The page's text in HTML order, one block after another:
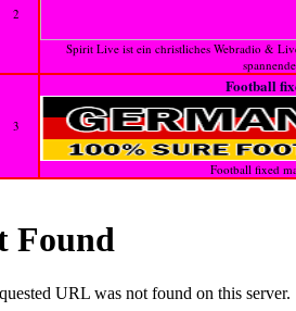
2
Spirit Live ist ein christliches Webradio &
3
Football
Football fixed